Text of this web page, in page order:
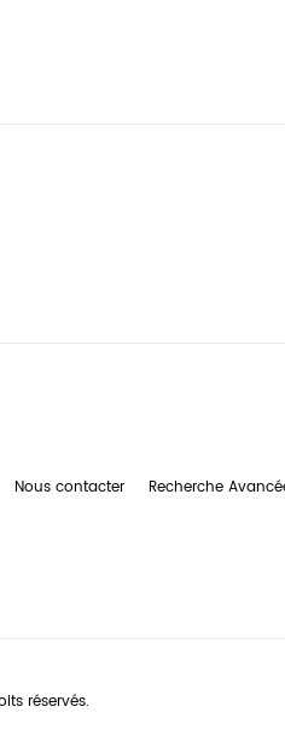
Nous contacter Recherche
réservés.